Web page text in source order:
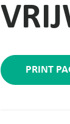
PRINT